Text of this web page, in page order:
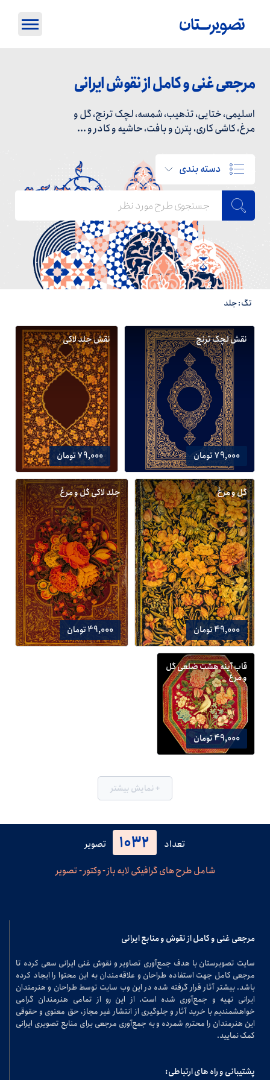
مرجعی غنی و کامل از نقوش ایرانی
اسلیمی، ختایی، تذهیب، شمسه، لچک ترنج، گل و
مرغ، کاشی کاری، پترن و بافت، حاشیه و کادر و ...
دسته بندی
تگ: جلد
نقش لچک ترنج
79,000 تومان
نقش جلد لاکی
79,000 تومان
گل و مرغ
49,000 تومان
جلد لاکی گل و مرغ
49,000 تومان
قاب آینه هشت ضلعی گل
و مرغ
49,000 تومان
+ نمایش بیشتر
تعداد 1032
تصویر
شامل طرح های گرافیکی لایه باز - وکتور - تصویر
مرجعی غنی و کامل از نقوش و منابع ایرانی
سایت تصویرستان با هدف جمع‌آوری تصاویر و نقوش غنی ایرانی سعی کرده تا
مرجعی کامل جهت استفاده طراحان و علاقه‌مندان به این محتوا را ایجاد کرده
باشد. بیشتر آثار قرار گرفته شده در این وب سایت توسط طراحان و هنرمندان
ایرانی تهیه و جمع‌آوری شده است. از این رو از تمامی هنرمندان گرامی
خواهشمندیم با خرید آثار و جلوگیری از انتشار غیر مجاز، حق معنوی و حقوقی
این هنرمندان را محترم شمرده و به جمع‌آوری مرجعی برای منابع تصویری ایرانی
کمک نمایید.
پشتیبانی و راه های ارتباطی: